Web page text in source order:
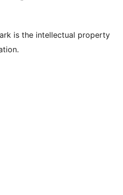
is the intellectual property